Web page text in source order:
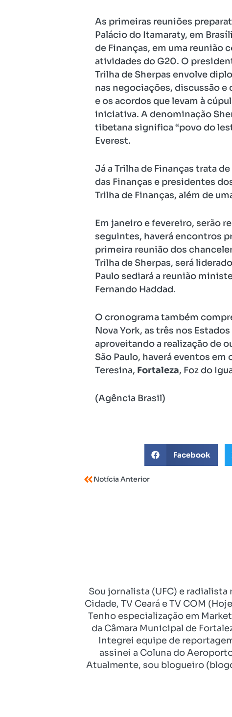
As primeiras reuniões
Palácio do Itamaraty, em
de Finanças, em uma reunião
atividades do G20. O
Trilha de Sherpas envolve
nas negociações, discussão e
e os acordos que levam à
iniciativa. A denominação
tibetana significa “povo do
Everest.
Já a Trilha de Finanças trata
das Finanças e presidentes
Trilha de Finanças, além de
Em janeiro e fevereiro, serão
seguintes, haverá encontros
primeira reunião dos
Trilha de Sherpas, será
Paulo sediará a reunião
Fernando Haddad.
O cronograma também
Nova York, as três nos
aproveitando a realização de
São Paulo, haverá eventos
Teresina, Fortaleza, Foz do
(Agência Brasil)
Facebook
Notícia Anterior
Sou jornalista (UFC) e radialista
Cidade, TV Ceará e TV COM
Tenho especialização em
da Câmara Municipal de
Integrei equipe de
assinei a Coluna do
Atualmente, sou blogueiro